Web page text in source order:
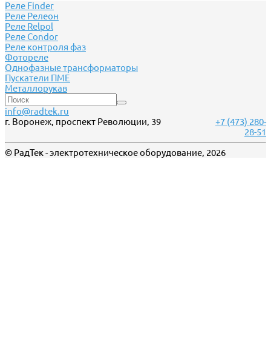
Реле Finder
Реле Релеон
Реле Relpol
Реле Сondor
Реле контроля фаз
Фотореле
Однофазные трансформаторы
Пускатели ПМЕ
Металлорукав
info@radtek.ru
г. Воронеж, проспект Революции, 39
+7 (473) 280-
28-51
© РадТек - электротехническое оборудование, 2026